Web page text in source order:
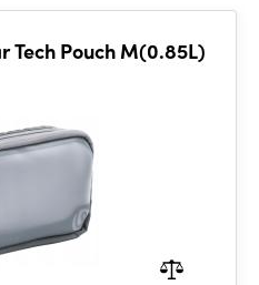
Tech Pouch M(0.85L)